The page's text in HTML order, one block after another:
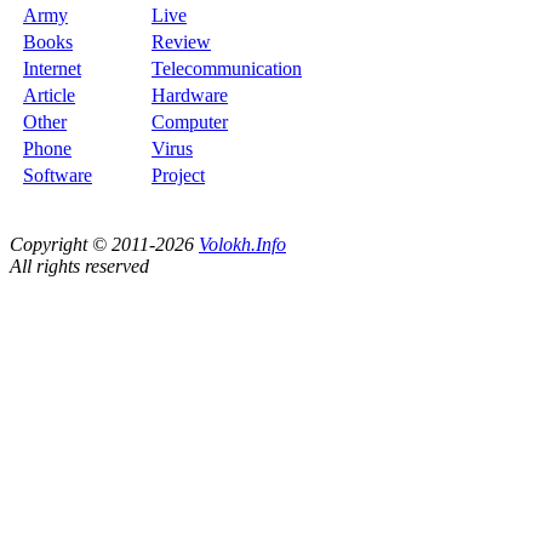
Army
Live
Books
Review
Internet
Telecommunication
Article
Hardware
Other
Computer
Phone
Virus
Software
Project
Copyright © 2011-2026 Volokh.Info
All rights reserved